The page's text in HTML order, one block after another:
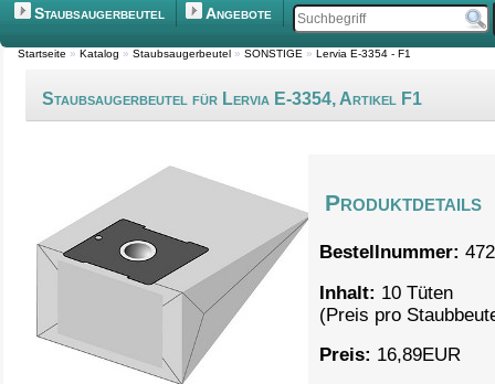
Staubsaugerbeutel Angebote
Startseite » Katalog » Staubsaugerbeutel » SONSTIGE » Lervia E-3354 - F1
Staubsaugerbeutel für Lervia E-3354, Artikel F1
Produktdetails
Bestellnummer:
Inhalt: 10 Tüten
(Preis pro
Preis: 16,89EUR